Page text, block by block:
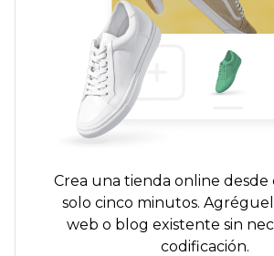
Crea una tienda online desde
solo cinco minutos.
web o blog existente sin
codificación.